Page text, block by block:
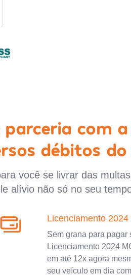
com
débitos do
você se livrar das
alívio não só no seu
Licenciamento
Sem grana para pagar
Licenciamento 2024
em até 12x agora
seu veículo em dia